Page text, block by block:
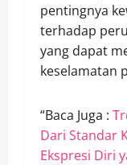
pentingnya
terhadap
yang dapat
keselamatan
“Baca Juga :
Dari Standar
Ekspresi Diri